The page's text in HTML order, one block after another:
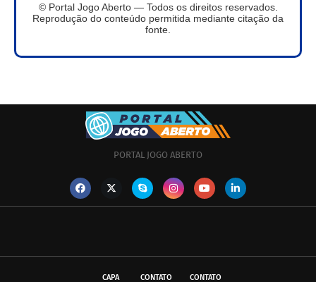
© Portal Jogo Aberto — Todos os direitos reservados.
Reprodução do conteúdo permitida mediante citação da
fonte.
PORTAL JOGO ABERTO
CAPA CONTATO CONTATO